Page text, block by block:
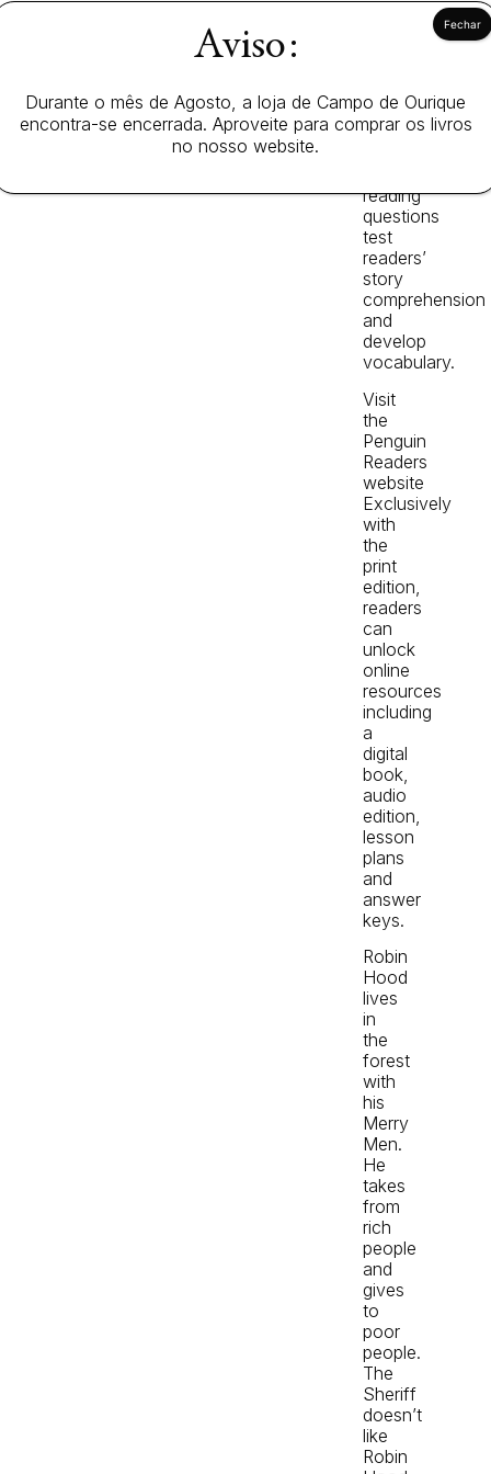
vocabulary,
skills.
Before,
during
reading
questions
test
readers’
story
comprehension
and
develop
vocabulary.
Visit
the
Penguin
Readers
website
Exclusively
with
the
print
edition,
readers
can
unlock
online
resources
including
a
digital
book,
audio
edition,
lesson
plans
and
answer
keys.
Robin
Hood
lives
in
the
forest
with
his
Merry
Men.
He
takes
from
rich
people
and
gives
to
poor
people.
The
Sheriff
doesn’t
like
Robin
Aviso:
Durante o mês de Agosto, a loja de Campo de Ourique
encontra-se encerrada. Aproveite para comprar os livros
no nosso website.